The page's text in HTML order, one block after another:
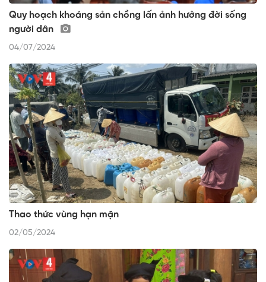
Quy hoạch khoáng sản chồng lấn ảnh hưởng đời sống
người dân
04/07/2024
Thao thức vùng hạn mặn
02/05/2024